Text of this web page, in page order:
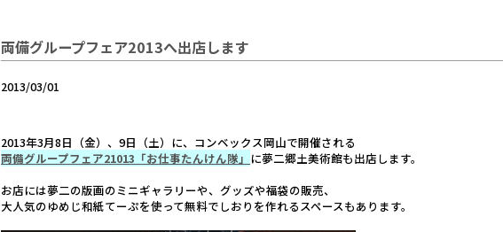
両備グループフェア2013へ出店します
2013/03/01
2013年3月8日（金）、9日（土）に、コンベックス岡山で開催される
両備グループフェア21013「お仕事たんけん隊」 に夢二郷土美術館も出店します。
お店には夢二の版画のミニギャラリーや、グッズや福袋の販売、
大人気のゆめじ和紙てーぷを使って無料でしおりを作れるスペースもあります。